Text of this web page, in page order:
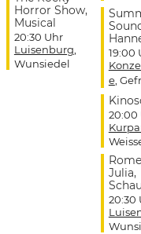
Horror Show,
Musical
20:30 Uhr
Luisenburg
Wunsiedel
19:00
e,
20:00
Julia,
20:30